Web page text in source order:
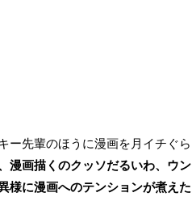
ー先輩のほうに漫画を月イチぐら
漫画描くのクッソだるいわ、ウン
様に漫画へのテンションが煮えた